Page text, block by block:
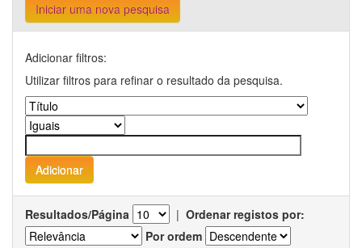
Iniciar uma nova pesquisa
Adicionar filtros:
Utilizar filtros para refinar o resultado da pesquisa.
Resultados/Página | Ordenar registos por:
Por ordem